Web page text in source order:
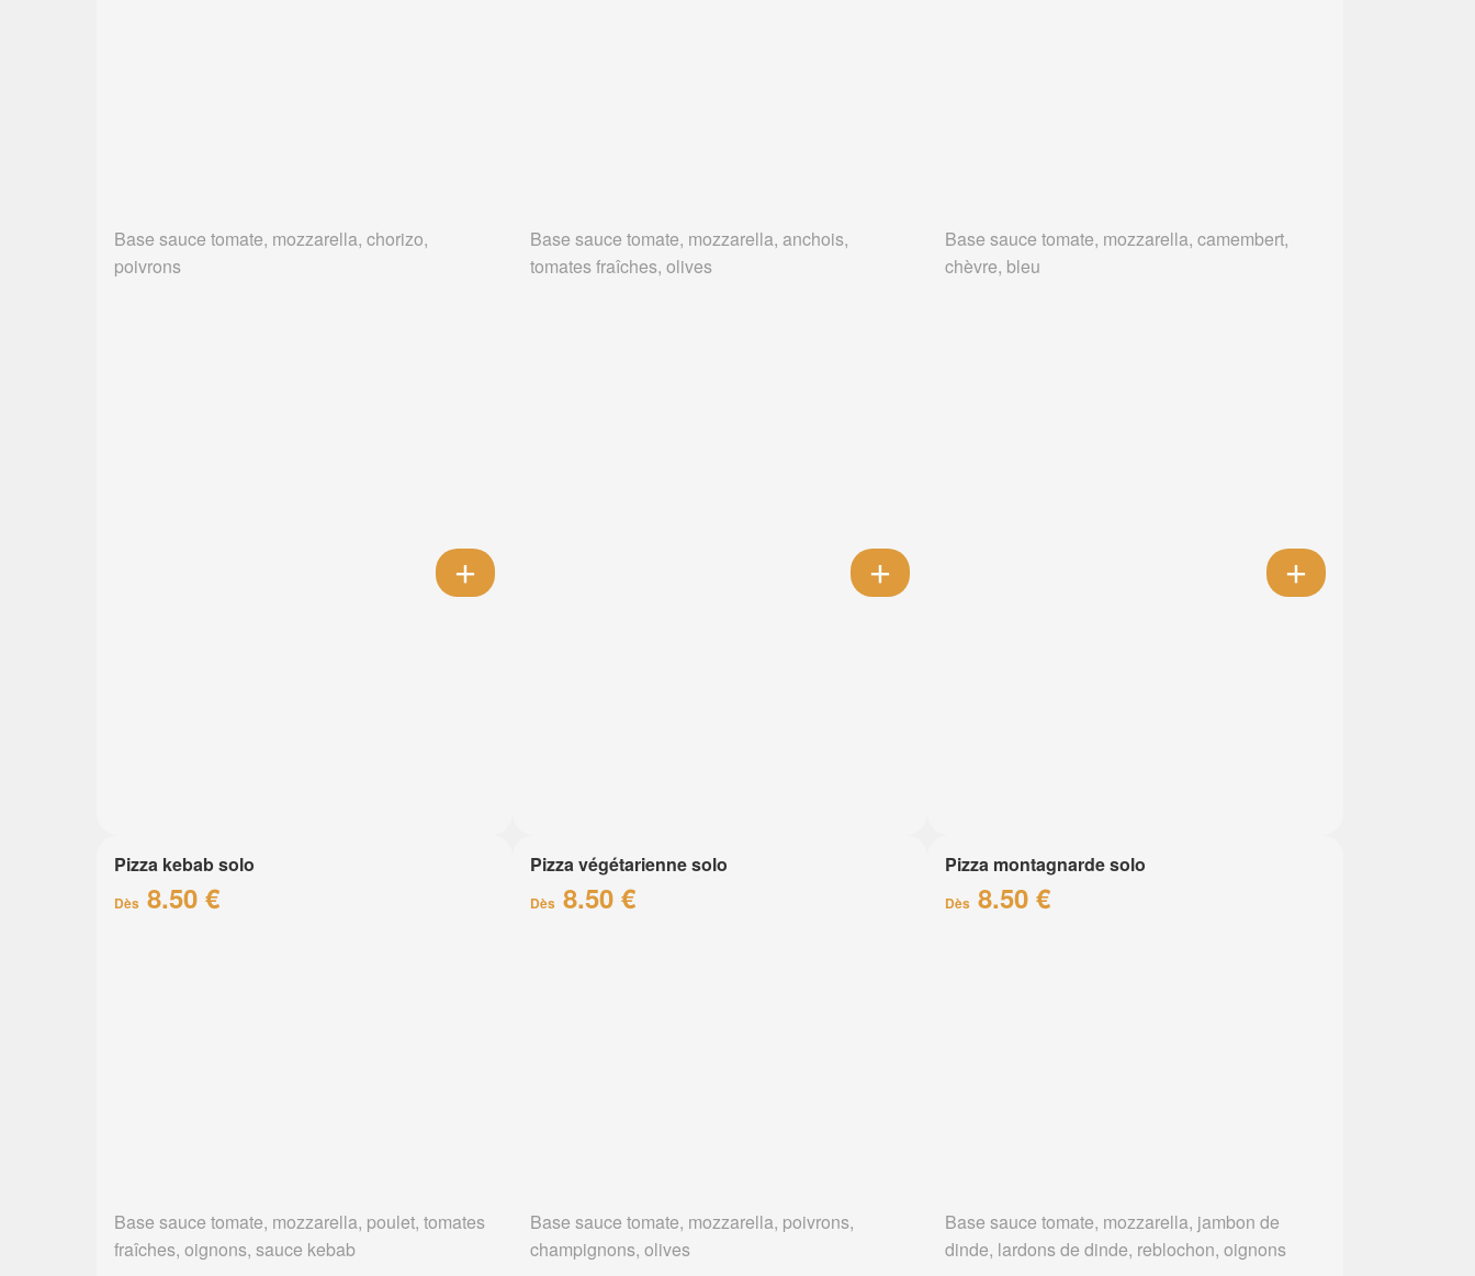
Base sauce tomate, mozzarella, chorizo,
poivrons
Base sauce tomate, mozzarella, anchois,
tomates fraîches, olives
Base sauce tomate, mozzarella, camembert,
chèvre, bleu
Pizza kebab solo
Dès 8.50 €
Base sauce tomate, mozzarella, poulet, tomates
fraîches, oignons, sauce kebab
Pizza végétarienne solo
Dès 8.50 €
Base sauce tomate, mozzarella, poivrons,
champignons, olives
Pizza montagnarde solo
Dès 8.50 €
Base sauce tomate, mozzarella, jambon de
dinde, lardons de dinde, reblochon, oignons